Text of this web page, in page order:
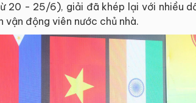
20 - 25/6), giải đã khép lại với nhiều
động viên nước chủ nhà.